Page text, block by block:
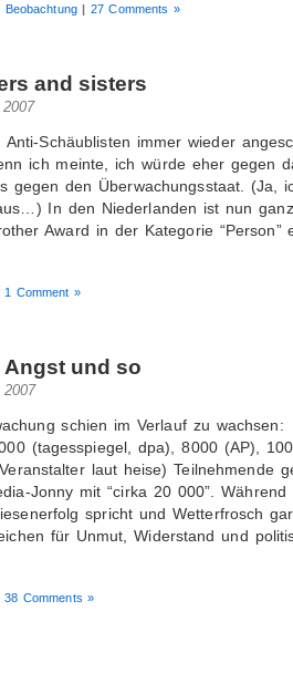
Beobachtung | 27 Comments »
and sisters
2007
Schäublisten immer wieder
ich meinte, ich würde eher gegen
gegen den Überwachungsstaat. (Ja,
In den Niederlanden ist nun
Award in der Kategorie “Person”
1 Comment »
Angst und so
2007
schien im Verlauf zu wachsen:
(tagesspiegel, dpa), 8000 (AP),
laut heise) Teilnehmende
Jonny mit “cirka 20 000”. Während
spricht und Wetterfrosch
für Unmut, Widerstand und
38 Comments »